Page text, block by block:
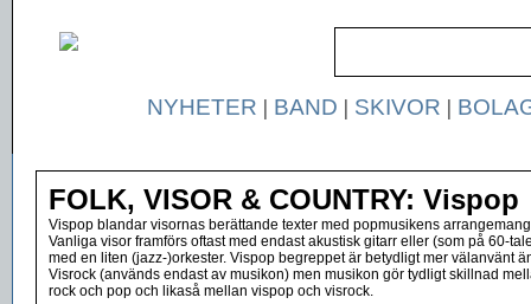
NYHETER | BAND | SKIVOR |
FOLK, VISOR & COUNTRY: Vispop
Vispop blandar visornas berättande texter med popmusikens
Vanliga visor framförs oftast med endast akustisk gitarr eller (som på 60-
med en liten (jazz-)orkester. Vispop begreppet är betydligt mer välanvänt
Visrock (används endast av musikon) men musikon gör tydligt skillnad
rock och pop och likaså mellan vispop och visrock.